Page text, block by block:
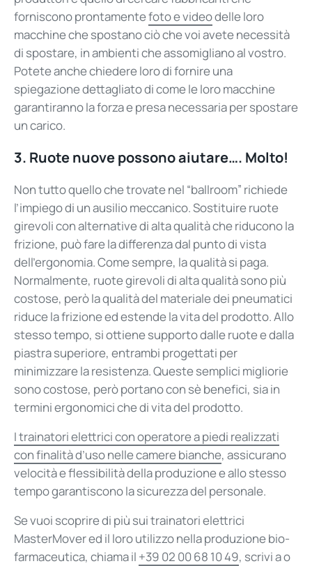
forniscono prontamentefoto e videodelle loro
macchine che spostano ciò che voi avete necessità
di spostare, in ambienti che assomigliano al vostro.
Potete anche chiedere loro di fornire una
spiegazione dettagliato di come le loro macchine
garantiranno la forza e presa necessaria per spostare
un carico.
3. Ruote nuove possono aiutare…. Molto!
Non tutto quello che trovate nel “ballroom” richiede
l’impiego di un ausilio meccanico. Sostituire ruote
girevoli con alternative di alta qualità che riducono la
frizione, può fare la differenza dal punto di vista
dell’ergonomia. Come sempre, la qualità si paga.
Normalmente, ruote girevoli di alta qualità sono più
costose, però la qualità del materiale dei pneumatici
riduce la frizione ed estende la vita del prodotto. Allo
stesso tempo, si ottiene supporto dalle ruote e dalla
piastra superiore, entrambi progettati per
minimizzare la resistenza. Queste semplici migliorie
sono costose, però portano con sè benefici, sia in
termini ergonomici che di vita del prodotto.
I trainatori elettrici con operatore a piedi realizzati
con finalità d’uso nelle camere bianche, assicurano
velocità e flessibilità della produzione e allo stesso
tempo garantiscono la sicurezza del personale.
Se vuoi scoprire di più sui trainatori elettrici
MasterMover ed il loro utilizzo nella produzione bio-
farmaceutica, chiama il +39 02 00 68 10 49, scrivi a o